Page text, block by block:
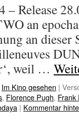
– Release
an
an dieser
weil …
Im Kino gesehen |
, Florence Pugh, Frank
| Kommentar